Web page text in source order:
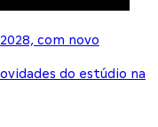
com novo
do estúdio na